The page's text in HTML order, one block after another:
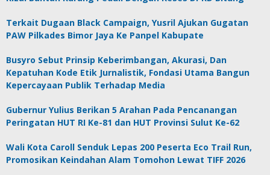
Terkait Dugaan Black Campaign, Yusril Ajukan Gugatan
PAW Pilkades Bimor Jaya Ke Panpel Kabupate
Busyro Sebut Prinsip Keberimbangan, Akurasi, Dan
Kepatuhan Kode Etik Jurnalistik, Fondasi Utama Bangun
Kepercayaan Publik Terhadap Media
Gubernur Yulius Berikan 5 Arahan Pada Pencanangan
Peringatan HUT RI Ke-81 dan HUT Provinsi Sulut Ke-62
Wali Kota Caroll Senduk Lepas 200 Peserta Eco Trail Run,
Promosikan Keindahan Alam Tomohon Lewat TIFF 2026